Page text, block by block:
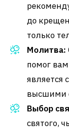
до
только
Молитва:
помог
является
высшими
Выбор
святого,